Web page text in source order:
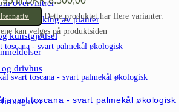
overvintrer
for dyrking av planter
kunstgjødsel
og drivhus
Dette produktet har flere varianter.
kan velges på produktsiden
svart toscana - svart palmekål økologisk